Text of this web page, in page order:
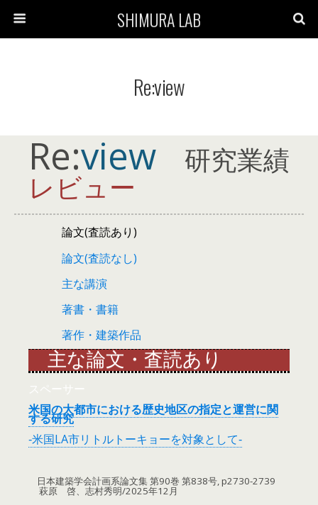
SHIMURA LAB
Re:view
Re:view 研究業績
レビュー
論文(査読あり)
論文(査読なし)
主な講演
著書・書籍
著作・建築作品
主な論文・査読あり
スペーサー
米国の大都市における歴史地区の指定と運営に関
する研究
‐米国LA市リトルトーキョーを対象として‐
日本建築学会計画系論文集 第90巻 第838号, p2730-2739
萩原 啓、志村秀明/2025年12月